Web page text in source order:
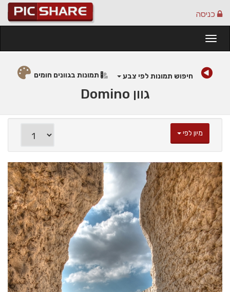
כניסה
חיפוש תמונות לפי צבע תמונות בגוונים חומים
גוון Domino
מיון לפי